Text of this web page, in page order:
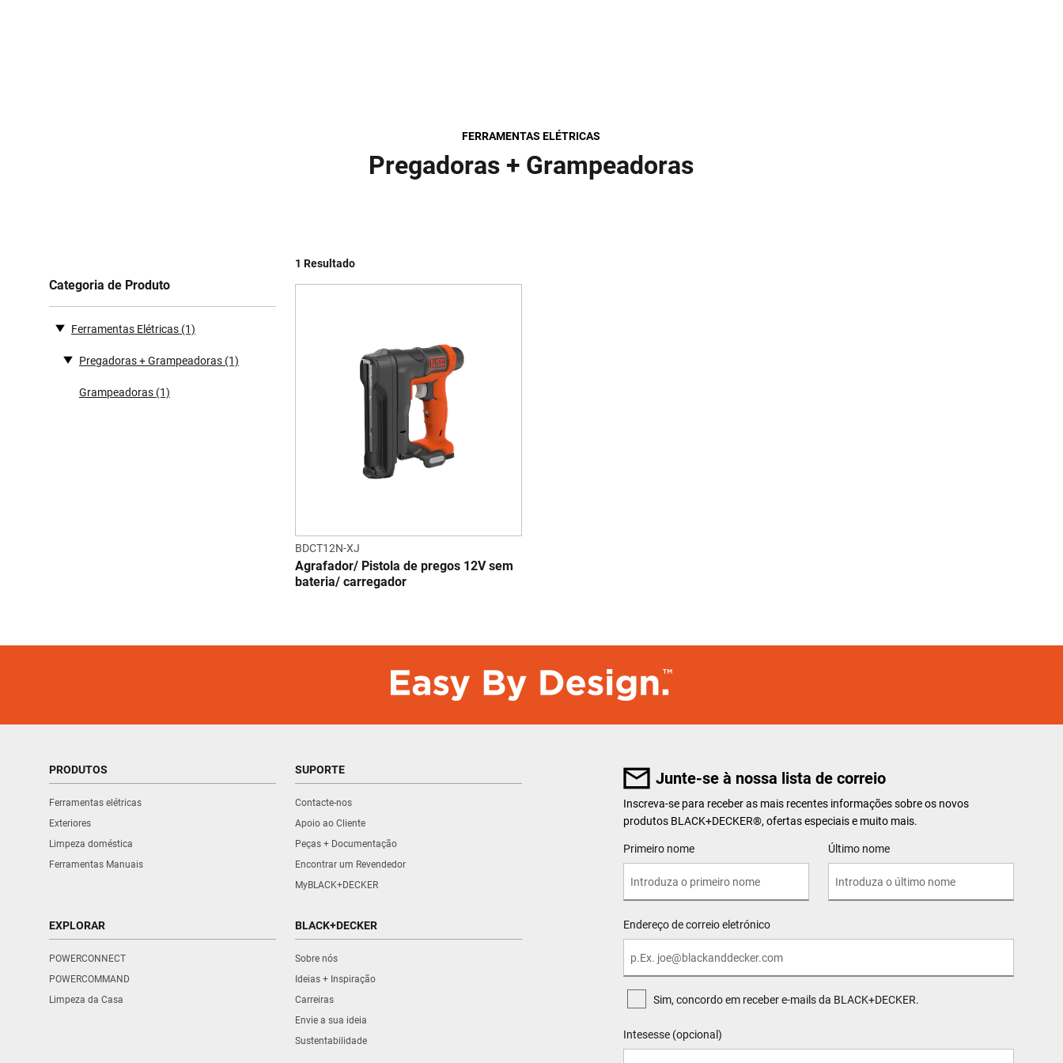
FERRAMENTAS ELÉTRICAS
Pregadoras + Grampeadoras
Categoria de Produto
Ferramentas Elétricas (1)
Pregadoras + Grampeadoras (1)
Grampeadoras (1)
1 Resultado
BDCT12N-XJ
Agrafador/ Pistola de pregos 12V sem
bateria/ carregador
PRODUTOS
Ferramentas elétricas
Exteriores
Limpeza doméstica
Ferramentas Manuais
SUPORTE
Contacte-nos
Apoio ao Cliente
Peças + Documentação
Encontrar um Revendedor
MyBLACK+DECKER
EXPLORAR
POWERCONNECT
POWERCOMMAND
Limpeza da Casa
BLACK+DECKER
Sobre nós
Ideias + Inspiração
Carreiras
Envie a sua ideia
Sustentabilidade
Junte-se à nossa lista de correio
Inscreva-se para receber as mais recentes informações sobre os novos
produtos BLACK+DECKER®, ofertas especiais e muito mais.
User Details
Primeiro nome Último nome
Endereço de correio eletrónico
Sim, concordo em receber e-mails da BLACK+DECKER.
Intesesse (opcional)